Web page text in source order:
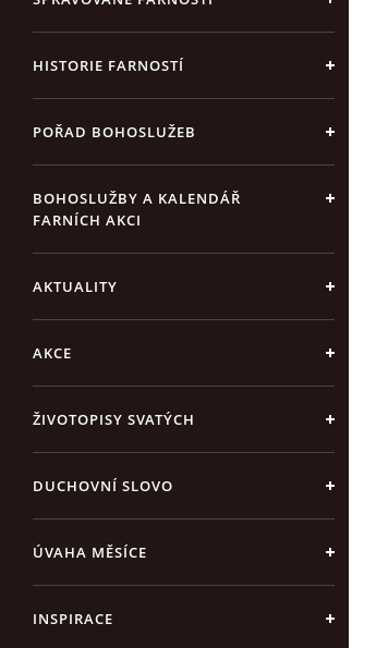
HISTORIE FARNOSTÍ
POŘAD BOHOSLUŽEB
BOHOSLUŽBY A KALENDÁŘ
FARNÍCH AKCI
AKTUALITY
AKCE
ŽIVOTOPISY SVATÝCH
DUCHOVNÍ SLOVO
ÚVAHA MĚSÍCE
INSPIRACE